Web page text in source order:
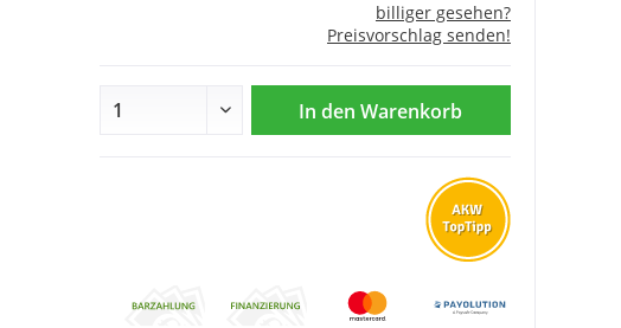
billiger gesehen?
Preisvorschlag senden!
In den Warenkorb